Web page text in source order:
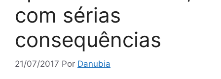
com sérias
consequências
21/07/2017 Por Danubia